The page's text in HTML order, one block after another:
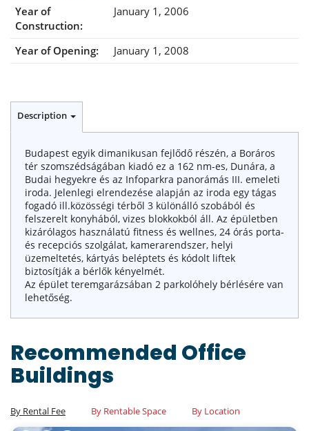
Year of
Construction:
January 1, 2006
Year of Opening: January 1, 2008
Description
Budapest egyik dimanikusan fejlődő részén, a Boráros
tér szomszédságában kiadó ez a 162 nm-es, Dunára, a
Budai hegyekre és az Infoparkra panorámás III. emeleti
iroda. Jelenlegi elrendezése alapján az iroda egy tágas
fogadó ill.közösségi térből 3 különálló szobából és
felszerelt konyhából, vizes blokkokból áll. Az épületben
kizárólagos használatú fitness és wellnes, 24 órás porta-
és recepciós szolgálat, kamerarendszer, helyi
üzemeltetés, kártyás beléptets és kódolt liftek
biztosítják a bérlők kényelmét.
Az épület teremgarázsában 2 parkolóhely bérlésére van
lehetőség.
Recommended Office
Buildings
By Rental Fee By Rentable Space By Location